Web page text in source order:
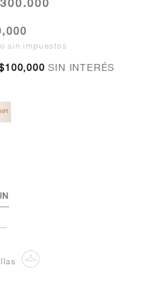
sin impuestos
SIN INTERÉS